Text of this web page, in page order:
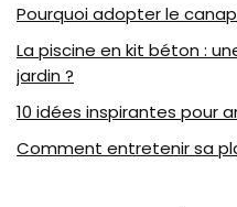
Pourquoi adopter le
La piscine en kit béton :
jardin ?
10 idées inspirantes pour
Comment entretenir sa